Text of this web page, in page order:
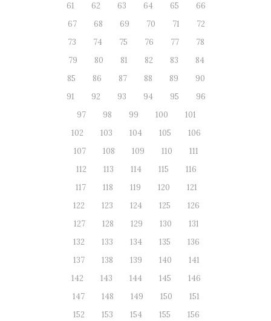
61
62 63 64 65
66
67
68 69 70 71
72
73
74 75 76 77
78
79
80 81 82 83
84
85
86 87 88 89
90
91
92 93 94 95
96
97
98 99 100
101
102
103 104 105
106
107
108 109 110
111
112
113 114 115
116
117
118 119 120
121
122
123 124 125
126
127
128 129 130
131
132
133 134 135
136
137
138 139 140
141
142
143 144 145
146
147
148 149 150
151
152
153 154 155
156